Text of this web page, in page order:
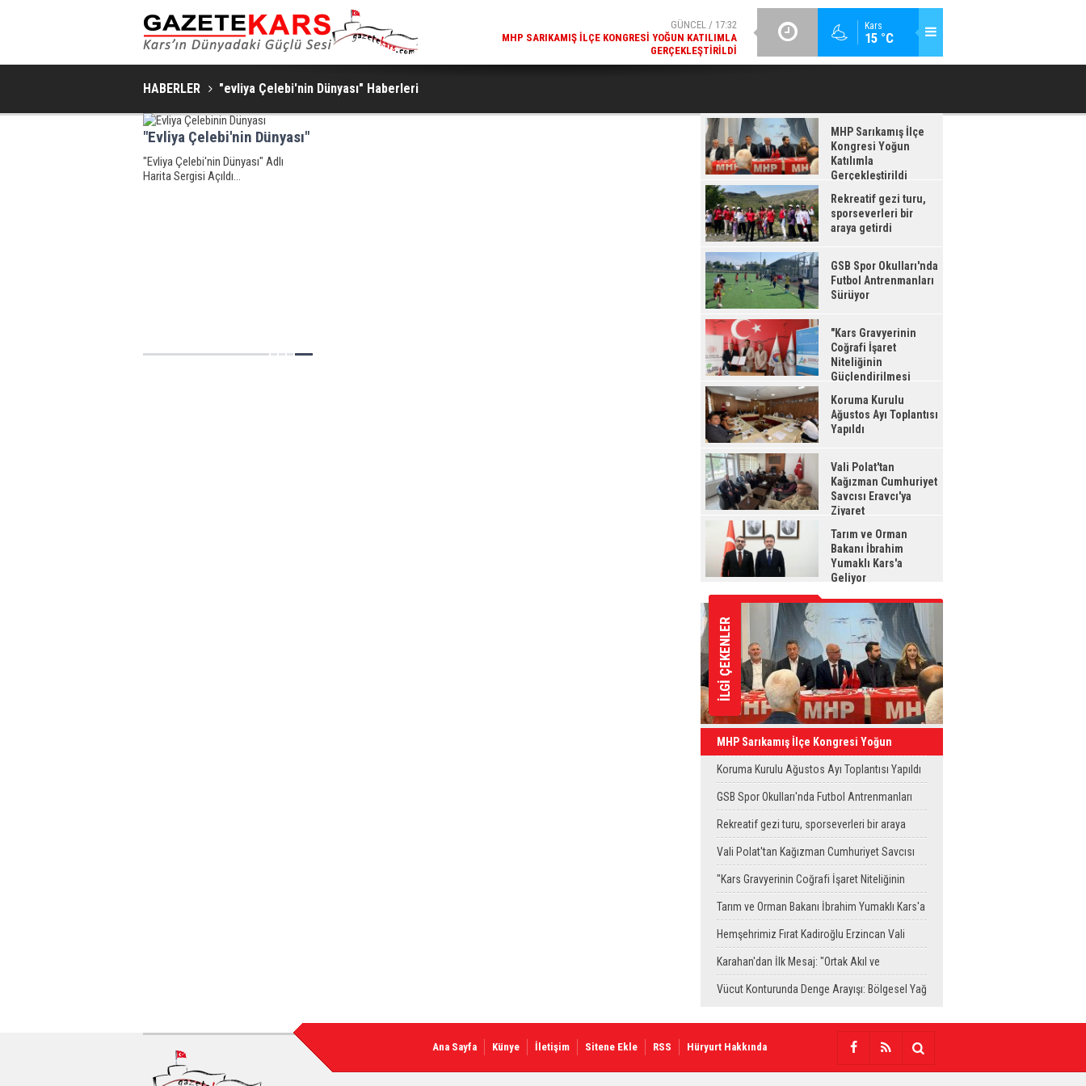
Kars
15 °C
GÜNCEL / 17:32
MHP SARIKAMIŞ İLÇE KONGRESI YOĞUN KATILIMLA
GERÇEKLEŞTIRILDI
GSB SPOR OKULLARI'NDA FUTBOL ANTRENMANLARI SÜRÜYOR
HABERLER "evliya Çelebi'nin Dünyası" Haberleri
"Evliya Çelebi'nin Dünyası"
"Evliya Çelebi'nin Dünyası" Adlı
Harita Sergisi Açıldı...
MHP Sarıkamış İlçe
Kongresi Yoğun
Katılımla
Gerçekleştirildi
Rekreatif gezi turu,
sporseverleri bir
araya getirdi
GSB Spor Okulları'nda
Futbol Antrenmanları
Sürüyor
"Kars Gravyerinin
Coğrafi İşaret
Niteliğinin
Güçlendirilmesi
Projesi"
Koruma Kurulu
Ağustos Ayı Toplantısı
Yapıldı
Vali Polat'tan
Kağızman Cumhuriyet
Savcısı Eravcı'ya
Ziyaret
Tarım ve Orman
Bakanı İbrahim
Yumaklı Kars'a
Geliyor
İLGİ ÇEKENLER
MHP Sarıkamış İlçe Kongresi Yoğun
Katılımla Gerçekleştirildi
Koruma Kurulu Ağustos Ayı Toplantısı Yapıldı
GSB Spor Okulları'nda Futbol Antrenmanları
Sürüyor
Rekreatif gezi turu, sporseverleri bir araya
getirdi
Vali Polat'tan Kağızman Cumhuriyet Savcısı
Eravcı'ya Ziyaret
"Kars Gravyerinin Coğrafi İşaret Niteliğinin
Güçlendirilmesi Projesi"
Tarım ve Orman Bakanı İbrahim Yumaklı Kars'a
Geliyor
Hemşehrimiz Fırat Kadiroğlu Erzincan Vali
Yardımcılığına Atandı
Karahan'dan İlk Mesaj: "Ortak Akıl ve
Dayanışmayla Çalışacağız"
Vücut Konturunda Denge Arayışı: Bölgesel Yağ
Ana Sayfa Künye İletişim Sitene Ekle RSS Hüryurt Hakkında